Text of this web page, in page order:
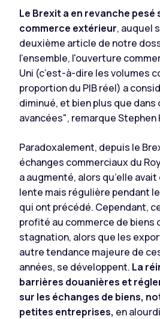
Le Brexit a en revanche pesé
commerce extérieur, auquel
deuxième article de notre
l'ensemble, l'ouverture
Uni (c’est-à-dire les volumes
proportion du PIB réel) a
diminué, et bien plus que
avancées", remarque Stephen
Paradoxalement, depuis le
échanges commerciaux du
a augmenté, alors qu’elle
lente mais régulière pendant
qui ont précédé. Cependant,
profité au commerce de biens
stagnation, alors que les
autre tendance majeure de
années, se développent. La
barrières douanières et
sur les échanges de biens,
petites entreprises, en